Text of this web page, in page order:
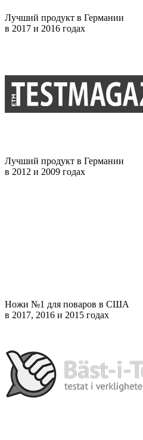
Лучший продукт в Германии
в 2017 и 2016 годах
Лучший продукт в Германии
в 2012 и 2009 годах
Ножи №1 для поваров в США
в 2017, 2016 и 2015 годах